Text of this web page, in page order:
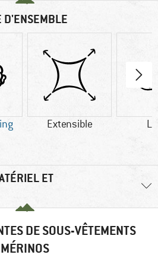
D'ENSEMBLE
Extensible
ET
DE SOUS-VÊTEMENTS
MÉRINOS